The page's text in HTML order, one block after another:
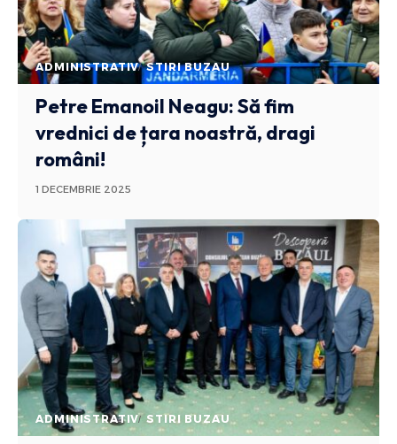
ADMINISTRATIV STIRI BUZAU
Petre Emanoil Neagu: Să fim
vrednici de țara noastră, dragi
români!
1 DECEMBRIE 2025
ADMINISTRATIV STIRI BUZAU